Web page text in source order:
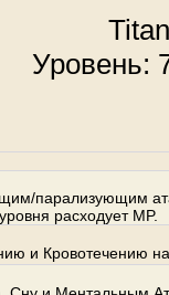
Titan
Уровень:
парализующим
расходует MP.
и Кровотечению